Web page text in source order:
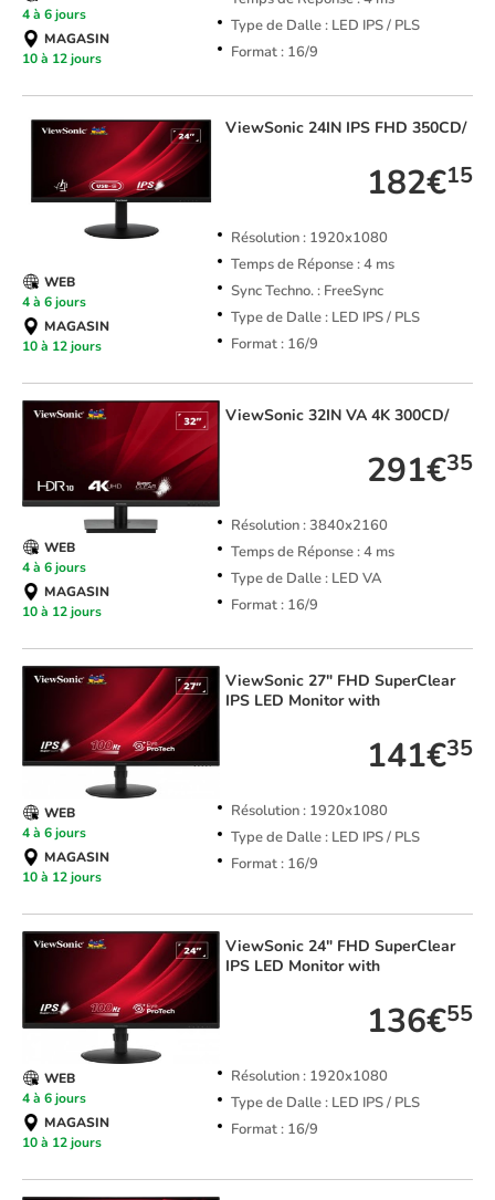
Type de Dalle : LED IPS / PLS
Format : 16/9
4 à 6 jours
MAGASIN
10 à 12 jours
ViewSonic 24IN IPS FHD 350CD/
182€15
Résolution : 1920x1080
Temps de Réponse : 4 ms
Sync Techno. : FreeSync
Type de Dalle : LED IPS / PLS
Format : 16/9
WEB
4 à 6 jours
MAGASIN
10 à 12 jours
ViewSonic 32IN VA 4K 300CD/
291€35
Résolution : 3840x2160
Temps de Réponse : 4 ms
Type de Dalle : LED VA
Format : 16/9
WEB
4 à 6 jours
MAGASIN
10 à 12 jours
ViewSonic 27" FHD SuperClear
IPS LED Monitor with
141€35
Résolution : 1920x1080
Type de Dalle : LED IPS / PLS
Format : 16/9
WEB
4 à 6 jours
MAGASIN
10 à 12 jours
ViewSonic 24" FHD SuperClear
IPS LED Monitor with
136€55
Résolution : 1920x1080
Type de Dalle : LED IPS / PLS
Format : 16/9
WEB
4 à 6 jours
MAGASIN
10 à 12 jours